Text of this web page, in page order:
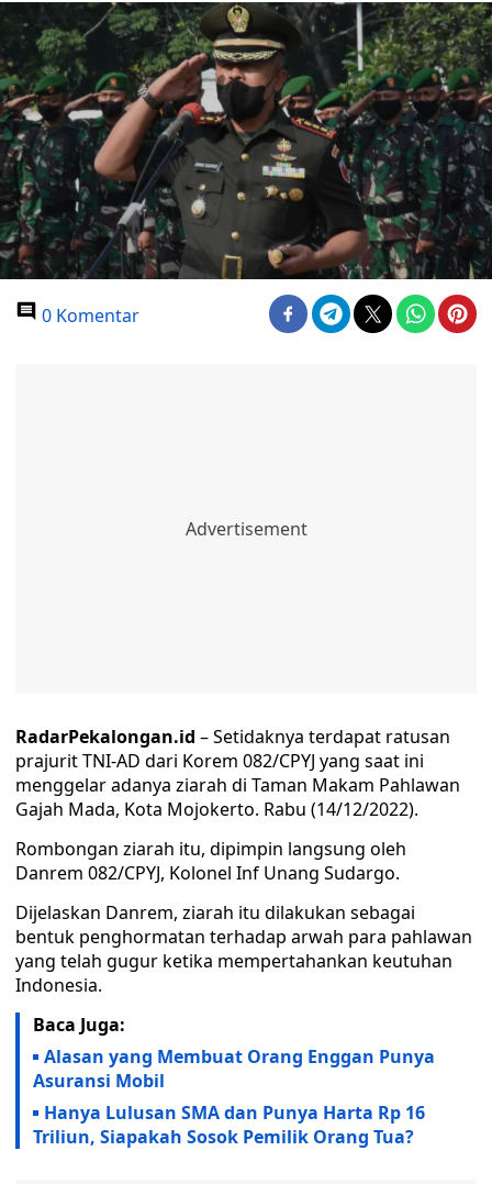
0 Komentar
RadarPekalongan.id – Setidaknya terdapat ratusan
prajurit TNI-AD dari Korem 082/CPYJ yang saat ini
menggelar adanya ziarah di Taman Makam Pahlawan
Gajah Mada, Kota Mojokerto. Rabu (14/12/2022).
Rombongan ziarah itu, dipimpin langsung oleh
Danrem 082/CPYJ, Kolonel Inf Unang Sudargo.
Dijelaskan Danrem, ziarah itu dilakukan sebagai
bentuk penghormatan terhadap arwah para pahlawan
yang telah gugur ketika mempertahankan keutuhan
Indonesia.
Baca Juga:
Alasan yang Membuat Orang Enggan Punya
Asuransi Mobil
Hanya Lulusan SMA dan Punya Harta Rp 16
Triliun, Siapakah Sosok Pemilik Orang Tua?